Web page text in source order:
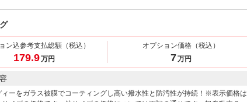
ン込参考支払総額 （税込）
179.9万円
オプション価格（税込）
7万円
ィーをガラス被膜でコーティングし高い撥水性と防汚性が持続！※表示価格は